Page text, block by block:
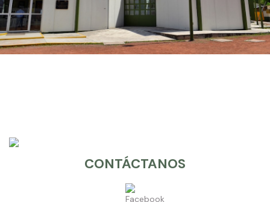
CONTÁCTANOS